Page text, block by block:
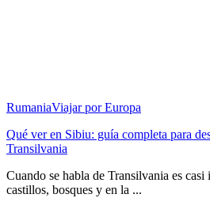
RumaniaViajar por Europa
Qué ver en Sibiu: guía completa para
Transilvania
Cuando se habla de Transilvania es casi
castillos, bosques y en la ...